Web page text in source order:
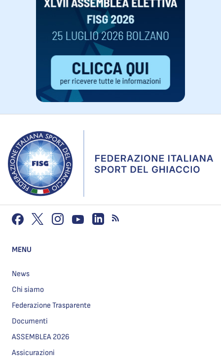
MENU
News
Chi siamo
Federazione Trasparente
Documenti
ASSEMBLEA 2026
Assicurazioni